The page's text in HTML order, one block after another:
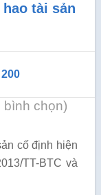
tài sản
bình chọn)
cố định hiện
TT-BTC và